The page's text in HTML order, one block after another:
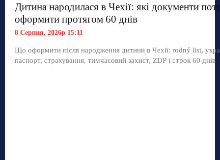
Дитина народилася в Чехії: які документи
оформити протягом 60 днів
8 Серпня, 2026р 15:11
Що оформити після народження дитини в Чехії: rodný list,
паспорт, страхування, тимчасовий захист, ZDP і строк 60 днів